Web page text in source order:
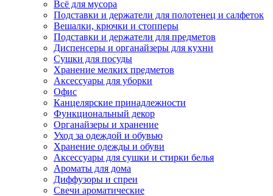
Всё для мусора
Подставки и держатели для полотенец и салфеток
Вешалки, крючки и стопперы
Подставки и держатели для предметов
Диспенсеры и органайзеры для кухни
Сушки для посуды
Хранение мелких предметов
Аксессуары для уборки
Офис
Канцелярские принадлежности
Функциональный декор
Органайзеры и хранение
Уход за одеждой и обувью
Хранение одежды и обуви
Аксессуары для сушки и стирки белья
Ароматы для дома
Диффузоры и спреи
Свечи ароматические